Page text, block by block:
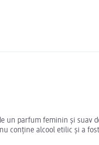
un parfum feminin și suav
conține alcool etilic și a